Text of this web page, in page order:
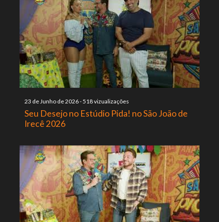
23 de Junho de 2026-518 vizualizações
Seu Desejo no Estúdio Pida! no São João de
Irecê 2026